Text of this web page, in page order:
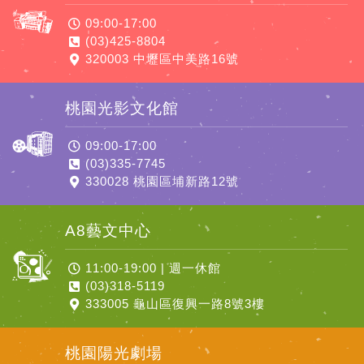
09:00-17:00
(03)425-8804
320003 中壢區中美路16號
桃園光影文化館
09:00-17:00
(03)335-7745
330028 桃園區埔新路12號
A8藝文中心
11:00-19:00 | 週一休館
(03)318-5119
333005 龜山區復興一路8號3樓
桃園陽光劇場